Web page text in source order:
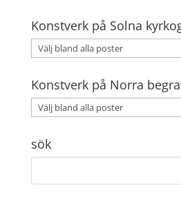
Konstverk på Solna
Konstverk på Norra
sök